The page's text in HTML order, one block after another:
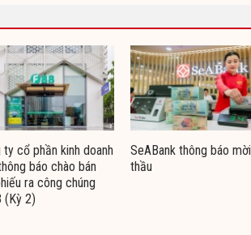
ty cổ phần kinh doanh
báo chào bán
ra công chúng
(Kỳ 2)
SeABank thông báo mời
thầu